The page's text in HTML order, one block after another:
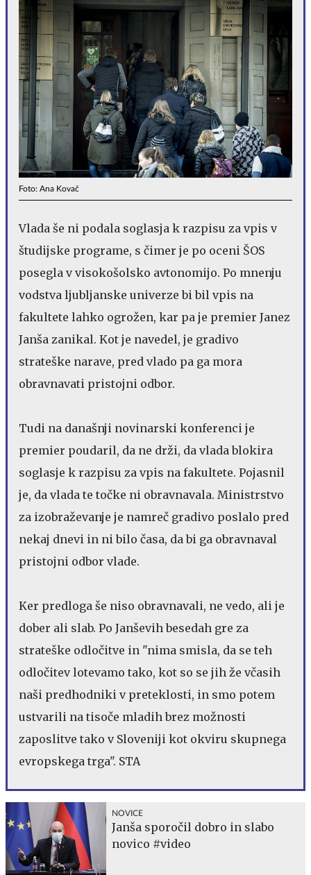
Foto: Ana Kovač
Vlada še ni podala soglasja k razpisu za vpis v
študijske programe, s čimer je po oceni ŠOS
posegla v visokošolsko avtonomijo. Po mnenju
vodstva ljubljanske univerze bi bil vpis na
fakultete lahko ogrožen, kar pa je premier Janez
Janša zanikal. Kot je navedel, je gradivo
strateške narave, pred vlado pa ga mora
obravnavati pristojni odbor.
Tudi na današnji novinarski konferenci je
premier poudaril, da ne drži, da vlada blokira
soglasje k razpisu za vpis na fakultete. Pojasnil
je, da vlada te točke ni obravnavala. Ministrstvo
za izobraževanje je namreč gradivo poslalo pred
nekaj dnevi in ni bilo časa, da bi ga obravnaval
pristojni odbor vlade.
Ker predloga še niso obravnavali, ne vedo, ali je
dober ali slab. Po Janševih besedah gre za
strateške odločitve in "nima smisla, da se teh
odločitev lotevamo tako, kot so se jih že včasih
naši predhodniki v preteklosti, in smo potem
ustvarili na tisoče mladih brez možnosti
zaposlitve tako v Sloveniji kot okviru skupnega
evropskega trga". STA
NOVICE
Janša sporočil dobro in slabo
novico #video